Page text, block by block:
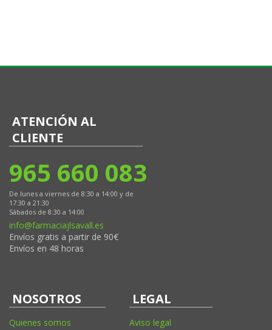
ATENCIÓN AL
CLIENTE
965 660 083
De lunes a viernes de 8:30 a 14:00 y de
17:30 a 21:30
Sábados de 8:30 a 14:00
info@farmaciajlsavall.es
Envíos gratis a partir de 90€
Envíos en 48 horas
NOSOTROS
Quienes somos
LEGAL
Aviso legal